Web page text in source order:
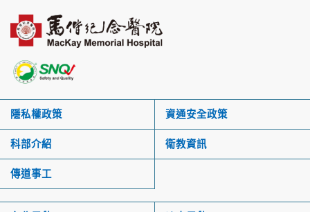
隱私權政策 資通安全政策
科部介紹 衛教資訊
傳道事工